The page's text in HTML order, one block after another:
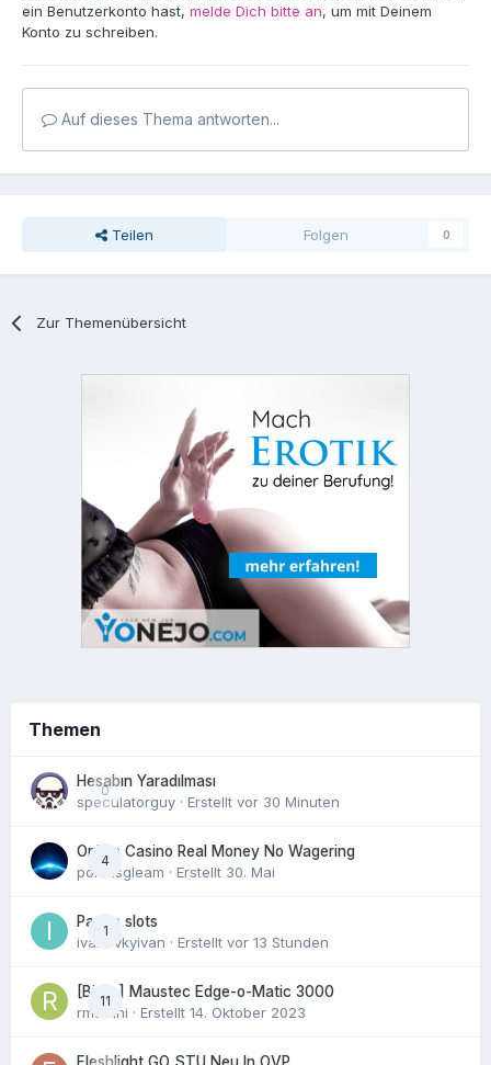
ein Benutzerkonto hast, melde Dich bitte an, um mit Deinem
Konto zu schreiben.
Auf dieses Thema antworten...
Teilen Folgen 0
Zur Themenübersicht
Themen
0
Hesabın Yaradılması
speculatorguy · Erstellt vor 30 Minuten
4
Online Casino Real Money No Wagering
polarisgleam · Erstellt 30. Mai
1
Pacho slots
ivanovkyivan · Erstellt vor 13 Stunden
11
[Biete] Maustec Edge-o-Matic 3000
rmartini · Erstellt 14. Oktober 2023